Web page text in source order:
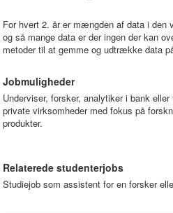
For hvert 2. år er mængden af data i den
og så mange data er der ingen der kan
metoder til at gemme og udtrække data
Jobmuligheder
Underviser, forsker, analytiker i bank
private virksomheder med fokus på
produkter.
Relaterede studenterjobs
Studiejob som assistent for en forsker